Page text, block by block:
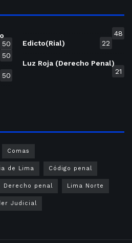
50
50
50
48
Edicto(Rial)
22
Luz Roja (Derecho Penal)
21
Comas
de Lima Código penal
Derecho penal Lima Norte
Judicial